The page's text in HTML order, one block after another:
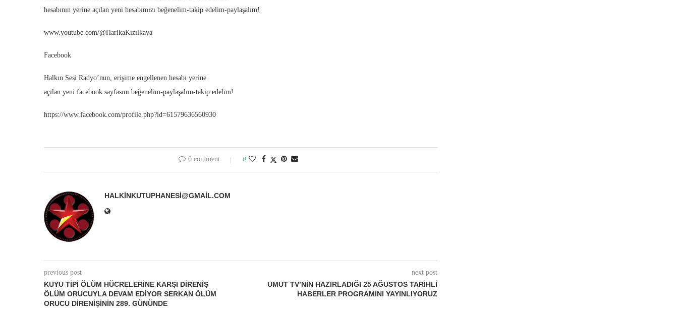
hesabının yerine açılan yeni hesabımızı beğenelim-takip edelim-paylaşalım!
www.youtube.com/@HarikaKızılkaya
Facebook
Halkın Sesi Radyo’nun, erişime engellenen hesabı yerine
açılan yeni facebook sayfasını beğenelim-paylaşalım-takip edelim!
https://www.facebook.com/profile.php?id=61579636560930
0 comment 0
HALKINKUTUPHANESI@GMAIL.COM
previous post
KUYU TIPI ÖLÜM HÜCRELERINE KARŞI DIRENIŞ
ÖLÜM ORUCUYLA DEVAM EDIYOR SERKAN ÖLÜM
ORUCU DIRENIŞININ 289. GÜNÜNDE
next post
UMUT TV’NIN HAZIRLADIĞI 25 AĞUSTOS TARIHLI
HABERLER PROGRAMINI YAYINLIYORUZ